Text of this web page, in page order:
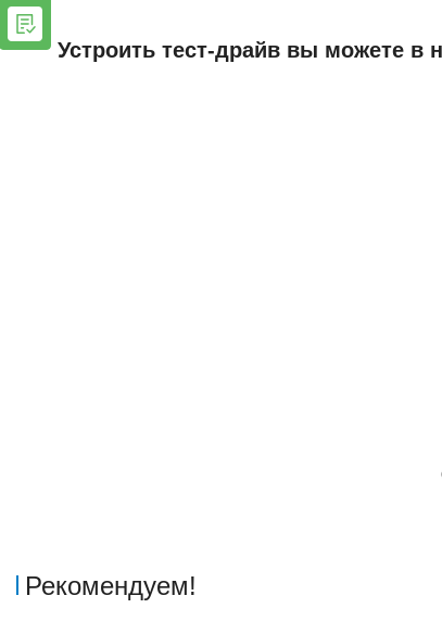
Устроить тест-драйв вы можете в
Рекомендуем!